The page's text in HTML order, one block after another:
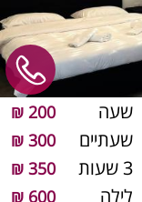
שעה 200 ₪
שעתיים 300 ₪
3 שעות 350 ₪
לילה 600 ₪